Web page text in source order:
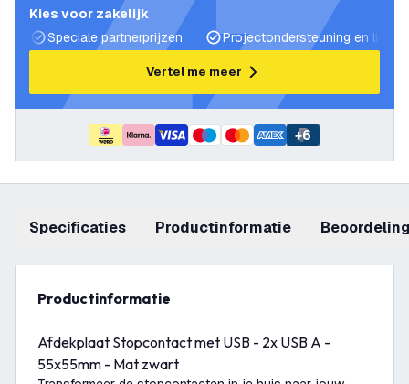
Kies voor zakelijk
Speciale partnerprijzen
Projectondersteuning en
Vertel me meer
+6
Specificaties productinformatie
productinformatie
Afdekplaat Stopcontact met USB - 2x USB A -
55x55mm - Mat zwart